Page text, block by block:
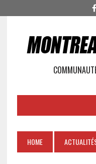
HOME